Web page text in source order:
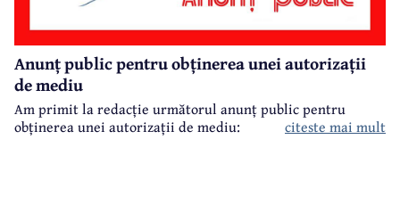
Anunț public pentru obținerea unei autorizații
de mediu
Am primit la redacție următorul anunț public pentru
obținerea unei autorizații de mediu:
citeste mai mult